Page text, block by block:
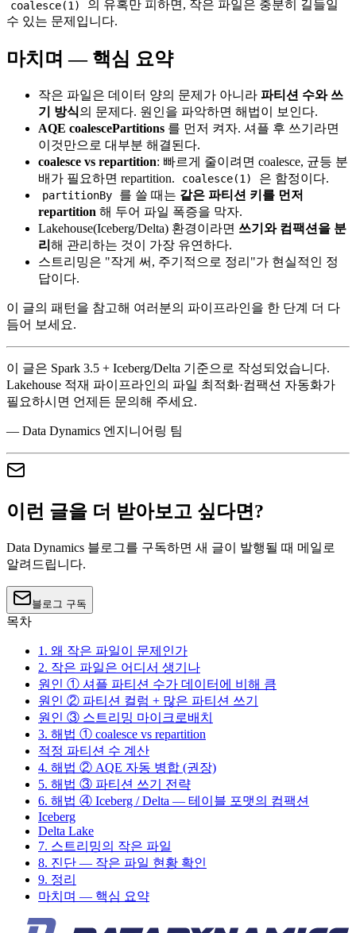
coalesce(1)
의 유혹만 피하면, 작은 파일은 충분히 길들일
수 있는 문제입니다.
마치며 — 핵심 요약
작은 파일은 데이터 양의 문제가 아니라 파티션 수와 쓰
기 방식의 문제다. 원인을 파악하면 해법이 보인다.
AQE coalescePartitions 를 먼저 켜자. 셔플 후 쓰기라면
이것만으로 대부분 해결된다.
coalesce vs repartition: 빠르게 줄이려면 coalesce, 균등 분
배가 필요하면 repartition.
coalesce(1) 은 함정이다.
partitionBy 를 쓸 때는 같은 파티션 키를 먼저
repartition 해 두어 파일 폭증을 막자.
Lakehouse(Iceberg/Delta) 환경이라면 쓰기와 컴팩션을 분
리 해 관리하는 것이 가장 유연하다.
스트리밍은 "작게 써, 주기적으로 정리"가 현실적인 정
답이다.
이 글의 패턴을 참고해 여러분의 파이프라인을 한 단계 더 다
듬어 보세요.
이 글은 Spark 3.5 + Iceberg/Delta 기준으로 작성되었습니다.
Lakehouse 적재 파이프라인의 파일 최적화·컴팩션 자동화가
필요하시면 언제든 문의해 주세요.
— Data Dynamics 엔지니어링 팀
이런 글을 더 받아보고 싶다면?
Data Dynamics 블로그를 구독하면 새 글이 발행될 때 메일로
알려드립니다.
블로그 구독
목차
1. 왜 작은 파일이 문제인가
2. 작은 파일은 어디서 생기나
원인 ① 셔플 파티션 수가 데이터에 비해 큼
원인 ② 파티션 컬럼 + 많은 파티션 쓰기
원인 ③ 스트리밍 마이크로배치
3. 해법 ① coalesce vs repartition
적정 파티션 수 계산
4. 해법 ② AQE 자동 병합 (권장)
5. 해법 ③ 파티션 쓰기 전략
6. 해법 ④ Iceberg / Delta — 테이블 포맷의 컴팩션
Iceberg
Delta Lake
7. 스트리밍의 작은 파일
8. 진단 — 작은 파일 현황 확인
9. 정리
마치며 — 핵심 요약